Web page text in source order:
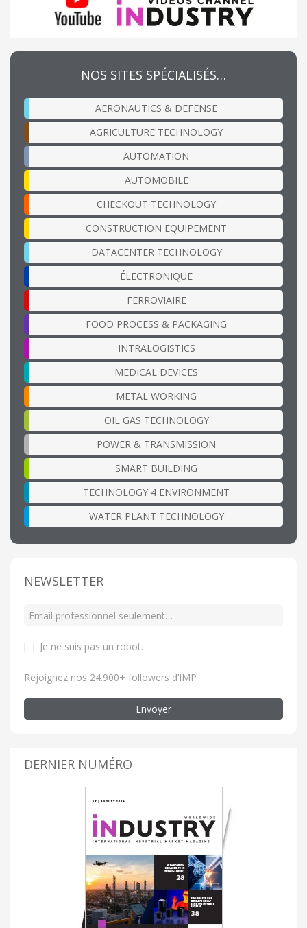
NOS SITES SPÉCIALISÉS…
AERONAUTICS & DEFENSE
AGRICULTURE TECHNOLOGY
AUTOMATION
AUTOMOBILE
CHECKOUT TECHNOLOGY
CONSTRUCTION EQUIPEMENT
DATACENTER TECHNOLOGY
ÉLECTRONIQUE
FERROVIAIRE
FOOD PROCESS & PACKAGING
INTRALOGISTICS
MEDICAL DEVICES
METAL WORKING
OIL GAS TECHNOLOGY
POWER & TRANSMISSION
SMART BUILDING
TECHNOLOGY 4 ENVIRONMENT
WATER PLANT TECHNOLOGY
NEWSLETTER
Je ne suis pas un robot.
Rejoignez nos 24.900+ followers d’IMP
Envoyer
DERNIER NUMÉRO